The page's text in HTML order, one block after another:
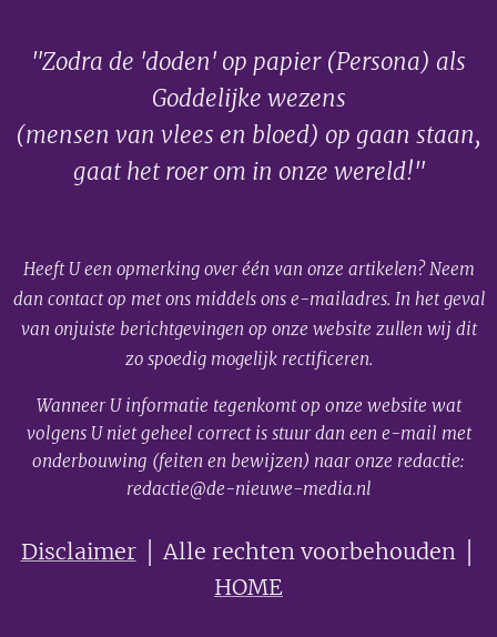
"Zodra de 'doden' op papier (Persona) als
Goddelijke wezens
(mensen van vlees en bloed) op gaan staan,
gaat het roer om in onze wereld!"
Heeft U een opmerking over één van onze artikelen? Neem
dan contact op met ons middels ons e-mailadres. In het geval
van onjuiste berichtgevingen op onze website zullen wij dit
zo spoedig mogelijk rectificeren.
Wanneer U informatie tegenkomt op onze website wat
volgens U niet geheel correct is stuur dan een e-mail met
onderbouwing (feiten en bewijzen) naar onze redactie:
redactie@de-nieuwe-media.nl
Disclaimer│ Alle rechten voorbehouden │
HOME